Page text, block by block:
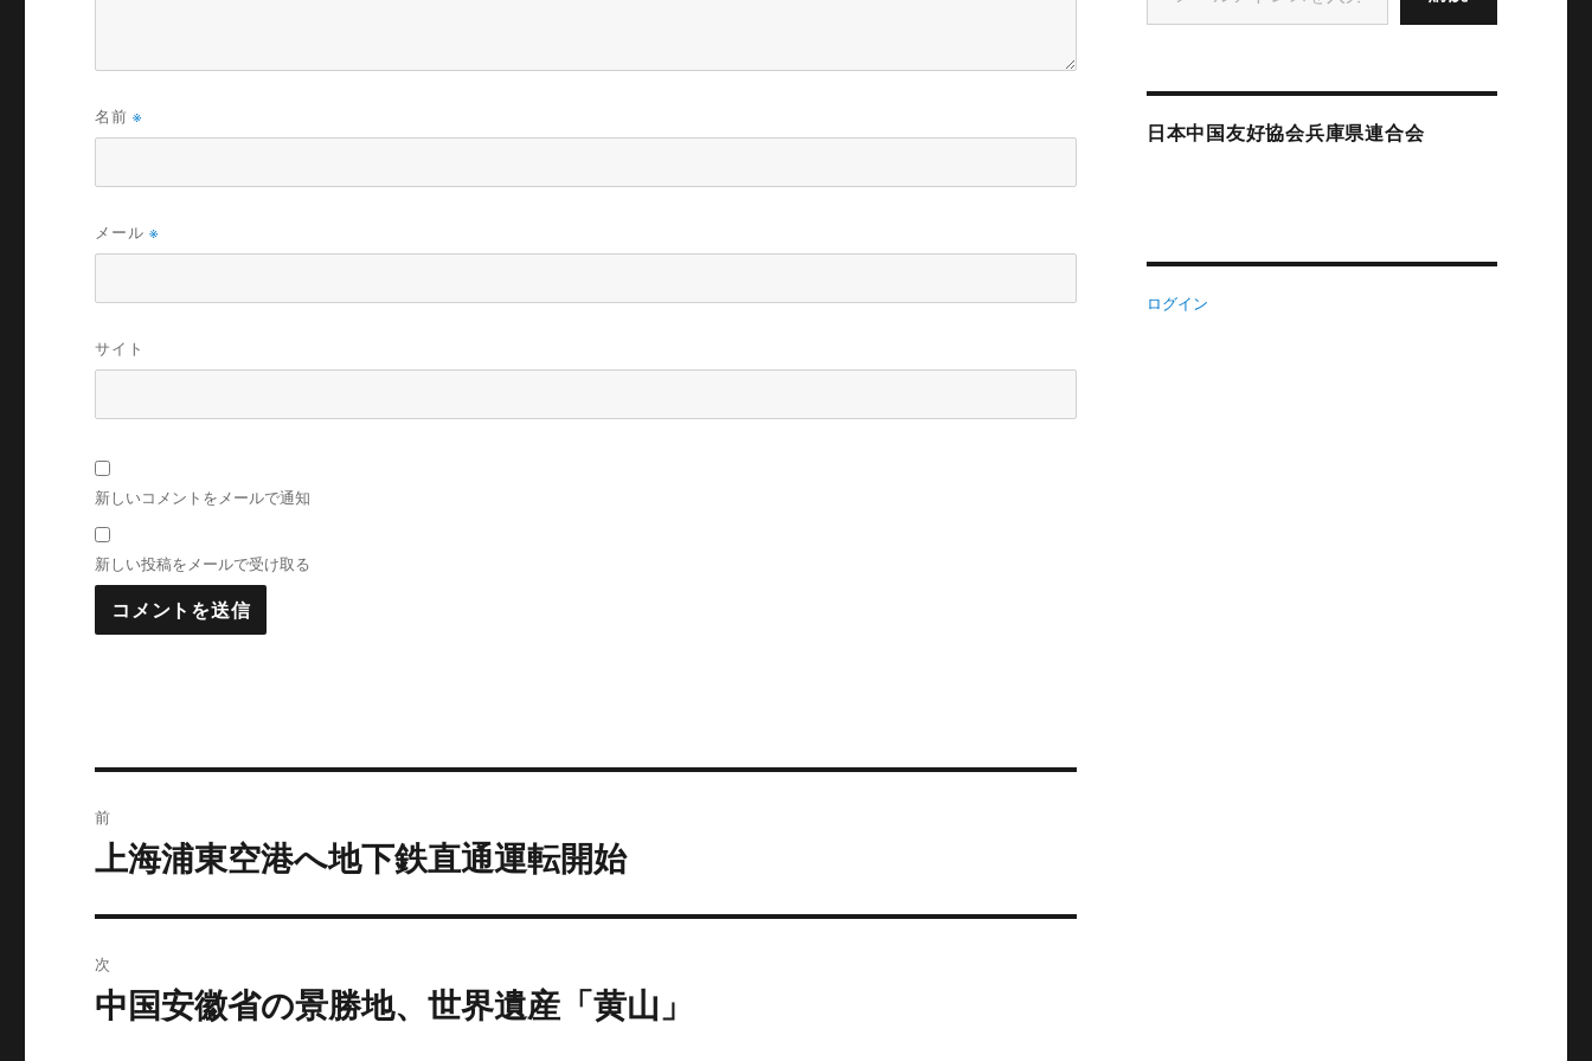
名前※
メール※
サイト
新しいコメントをメールで通知
新しい投稿をメールで受け取る
稿
ゲ
前
前
投
稿:
上海浦東空港へ地下鉄直通運転開始
次
次
中国安徽省の景勝地、世界遺産「黄山」
日本中国友好協会兵庫県連合会
ログイン